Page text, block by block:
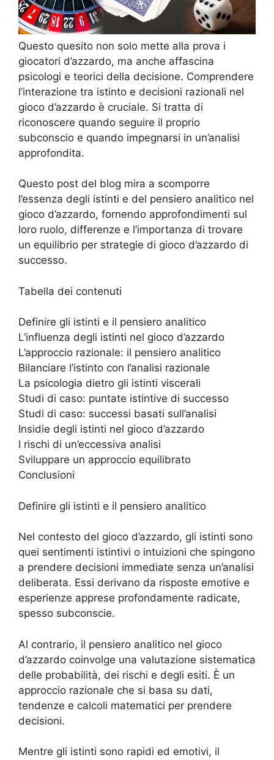
Questo quesito non solo mette alla prova i
giocatori d’azzardo, ma anche affascina
psicologi e teorici della decisione. Comprendere
l’interazione tra istinto e decisioni razionali nel
gioco d’azzardo è cruciale. Si tratta di
riconoscere quando seguire il proprio
subconscio e quando impegnarsi in un’analisi
approfondita.
Questo post del blog mira a scomporre
l’essenza degli istinti e del pensiero analitico nel
gioco d’azzardo, fornendo approfondimenti sul
loro ruolo, differenze e l’importanza di trovare
un equilibrio per strategie di gioco d’azzardo di
successo.
Tabella dei contenuti
Definire gli istinti e il pensiero analitico
L’influenza degli istinti nel gioco d’azzardo
L’approccio razionale: il pensiero analitico
Bilanciare l’istinto con l’analisi razionale
La psicologia dietro gli istinti viscerali
Studi di caso: puntate istintive di successo
Studi di caso: successi basati sull’analisi
Insidie degli istinti nel gioco d’azzardo
I rischi di un’eccessiva analisi
Sviluppare un approccio equilibrato
Conclusioni
Definire gli istinti e il pensiero analitico
Nel contesto del gioco d’azzardo, gli istinti sono
quei sentimenti istintivi o intuizioni che spingono
a prendere decisioni immediate senza un’analisi
deliberata. Essi derivano da risposte emotive e
esperienze apprese profondamente radicate,
spesso subconscie.
Al contrario, il pensiero analitico nel gioco
d’azzardo coinvolge una valutazione sistematica
delle probabilità, dei rischi e degli esiti. È un
approccio razionale che si basa su dati,
tendenze e calcoli matematici per prendere
decisioni.
Mentre gli istinti sono rapidi ed emotivi, il